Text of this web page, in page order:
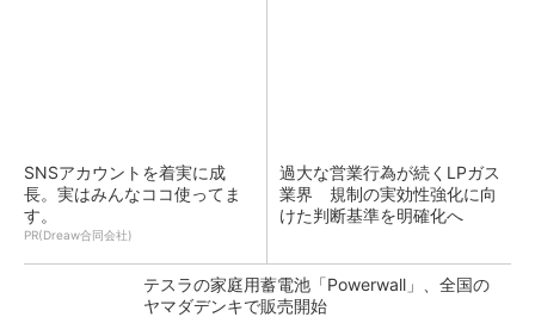
SNSアカウントを着実に成
長。実はみんなココ使ってま
す。
PR(Dreaw合同会社)
過大な営業行為が続くLPガス
業界 規制の実効性強化に向
けた判断基準を明確化へ
テスラの家庭用蓄電池「Powerwall」、全国の
ヤマダデンキで販売開始